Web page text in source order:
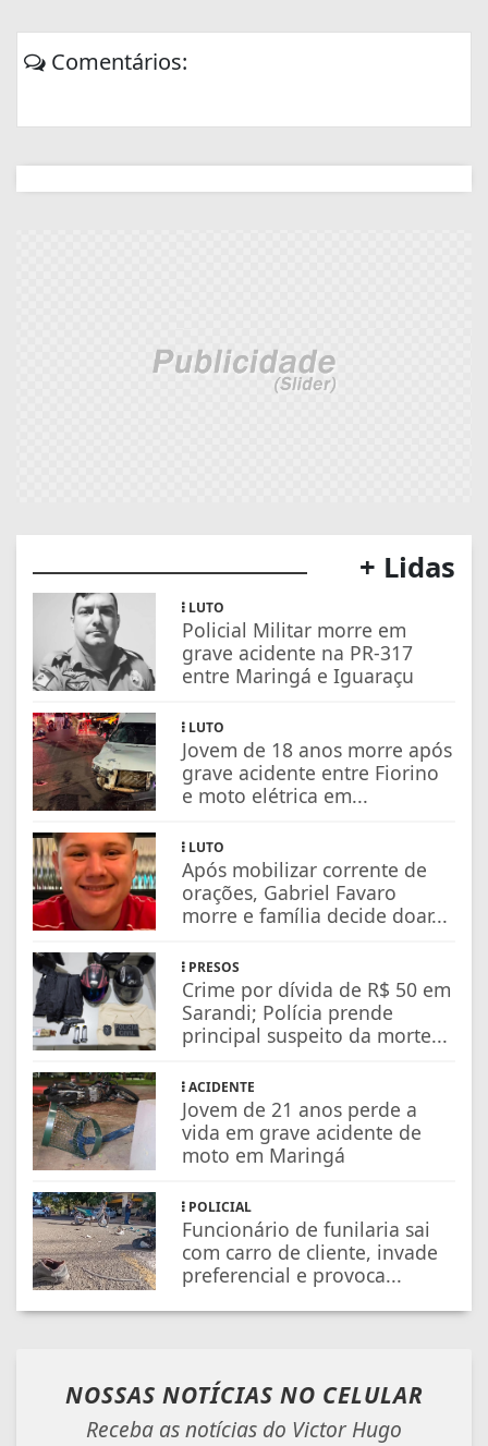
Comentários:
+ Lidas
LUTO
Policial Militar morre em
grave acidente na PR-317
entre Maringá e Iguaraçu
LUTO
Jovem de 18 anos morre após
grave acidente entre Fiorino
e moto elétrica em...
LUTO
Após mobilizar corrente de
orações, Gabriel Favaro
morre e família decide doar...
PRESOS
Crime por dívida de R$ 50 em
Sarandi; Polícia prende
principal suspeito da morte...
ACIDENTE
Jovem de 21 anos perde a
vida em grave acidente de
moto em Maringá
POLICIAL
Funcionário de funilaria sai
com carro de cliente, invade
preferencial e provoca...
NOSSAS NOTÍCIAS NO CELULAR
Receba as notícias do Victor Hugo